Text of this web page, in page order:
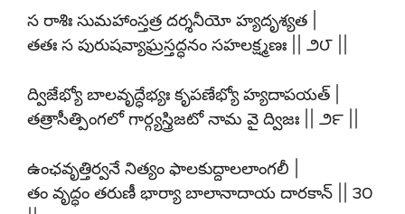
స రాశిః సుమహాంస్తత్ర దర్శనీయో హ్యదృశ్యత |
తతః స పురుషవ్యాఘ్రస్తద్ధనం సహలక్ష్మణః || ౨౮ ||
ద్విజేభ్యో బాలవృద్ధేభ్యః కృపణేభ్యో హ్యదాపయత్ |
తత్రాసీత్పింగలో గార్గ్యస్త్రిజటో నామ వై ద్విజః || ౨౯ ||
ఉంఛవృత్తిర్వనే నిత్యం ఫాలకుద్దాలలాంగలీ |
తం వృద్ధం తరుణీ భార్యా బాలానాదాయ దారకాన్ || ౩౦